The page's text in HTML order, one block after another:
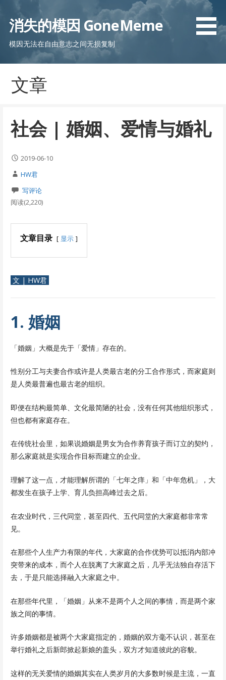
消失的模因 GoneMeme
模因无法在自由意志之间无损复制
文章
社会 | 婚姻、爱情与婚礼
2019-06-10
HW君
写评论
阅读(2,220)
文章目录 显示
文 | HW君
1. 婚姻
「婚姻」大概是先于「爱情」存在的。
性别分工与夫妻合作或许是人类最古老的分工合作形式，而家庭则
是人类最普遍也最古老的组织。
即便在结构最简单、文化最简陋的社会，没有任何其他组织形式，
但也都有家庭存在。
在传统社会里，如果说婚姻是男女为合作养育孩子而订立的契约，
那么家庭就是实现合作目标而建立的企业。
理解了这一点，才能理解所谓的「七年之痒」和「中年危机」，大
都发生在孩子上学、育儿负担高峰过去之后。
在农业时代，三代同堂，甚至四代、五代同堂的大家庭都非常常
见。
在那些个人生产力有限的年代，大家庭的合作优势可以抵消内部冲
突带来的成本，而个人在脱离了大家庭之后，几乎无法独自存活下
去，于是只能选择融入大家庭之中。
在那些年代里，「婚姻」从来不是两个人之间的事情，而是两个家
族之间的事情。
许多婚姻都是被两个大家庭指定的，婚姻的双方毫不认识，甚至在
举行婚礼之后新郎掀起新娘的盖头，双方才知道彼此的容貌。
这样的无关爱情的婚姻其实在人类岁月的大多数时候是主流，一直